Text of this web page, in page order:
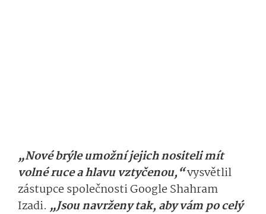
„Nové brýle umožní jejich nositeli mít
volné ruce a hlavu vztyčenou,“vysvětlil
zástupce společnosti Google Shahram
Izadi. „Jsou navrženy tak, aby vám po celý